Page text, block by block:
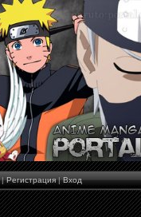
|Регистрация|Вход